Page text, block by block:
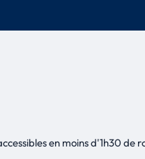
en moins d'1h30 de